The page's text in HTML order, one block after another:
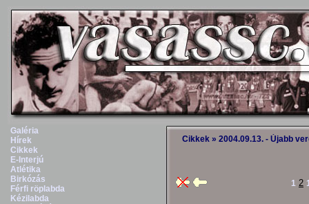
Galéria
Hírek
Cikkek
E-Interjú
Atlétika
Birkózás
Férfi röplabda
Kézilabda
Cikkek » 2004.09.13. - Újabb
1 2